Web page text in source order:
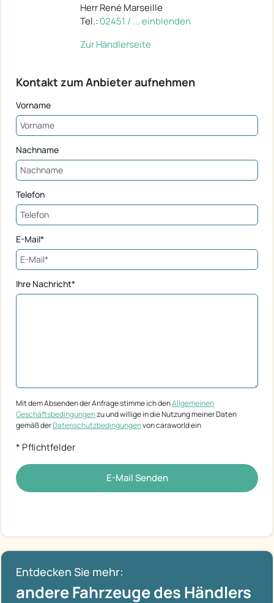
Herr René Marseille
Tel.: 02451 / ... einblenden
Zur Händlerseite
Kontakt zum Anbieter aufnehmen
Vorname
Nachname
Telefon
E-Mail*
Ihre Nachricht*
Mit dem Absenden der Anfrage stimme ich denAllgemeinen
Geschäftsbedingungenzu und willige in die Nutzung meiner Daten
gemäß derDatenschutzbedingungenvon caraworld ein
* Pflichtfelder
E-Mail Senden
Entdecken Sie mehr:
andere Fahrzeuge des Händlers